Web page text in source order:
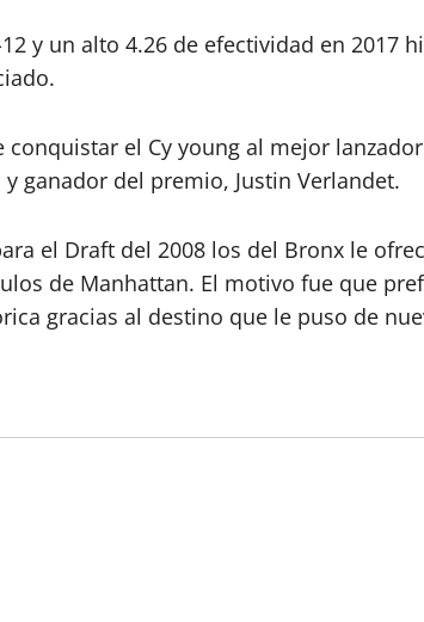
y un alto 4.26 de efectividad en 2017
el Cy young al mejor
ganador del premio, Justin Verlandet.
el Draft del 2008 los del Bronx le
de Manhattan. El motivo fue que
gracias al destino que le puso de